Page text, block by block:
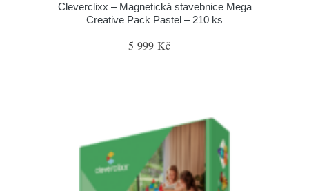
Cleverclixx – Magnetická stavebnice Mega
Creative Pack Pastel – 210 ks
5 999 Kč